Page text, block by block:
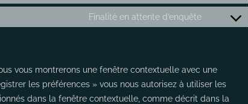
Finalité en attente d’enquête
vous montrerons une fenêtre contextuelle avec une
les préférences » vous nous autorisez à utiliser les
dans la fenêtre contextuelle, comme décrit dans la